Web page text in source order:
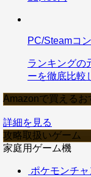
PC/Steamコ
ランキングの
ーを徹底比較
Amazonで買える
詳細を見る
攻略取扱いゲーム
家庭用ゲーム機
ポケモンチ